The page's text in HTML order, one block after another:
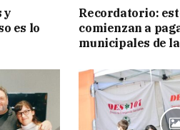
y
es lo
Recordatorio:
comienzan a
municipales de